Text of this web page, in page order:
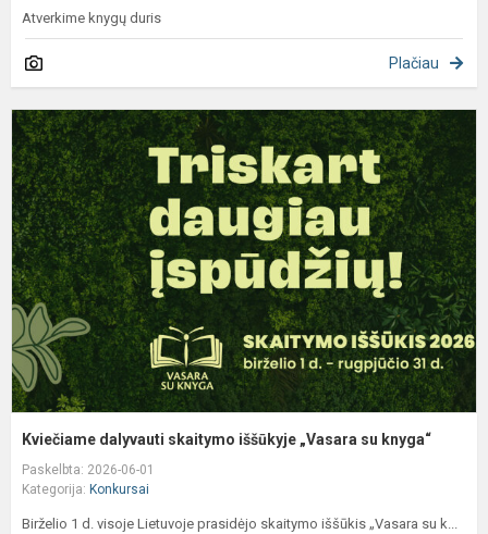
Atverkime knygų duris
Plačiau
Kviečiame dalyvauti skaitymo iššūkyje „Vasara su knyga“
Paskelbta: 2026-06-01
Kategorija: Konkursai
Birželio 1 d. visoje Lietuvoje prasidėjo skaitymo iššūkis „Vasara su k...